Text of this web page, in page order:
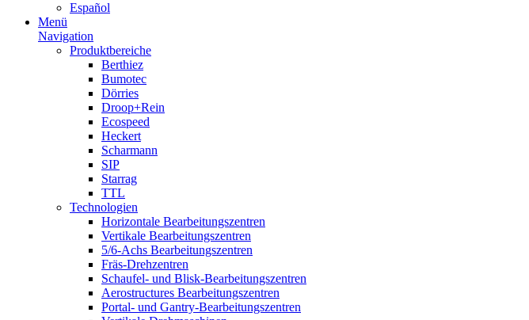
Español
Menü
Navigation
Produktbereiche
Berthiez
Bumotec
Dörries
Droop+Rein
Ecospeed
Heckert
Scharmann
SIP
Starrag
TTL
Technologien
Horizontale Bearbeitungszentren
Vertikale Bearbeitungszentren
5/6-Achs Bearbeitungszentren
Fräs-Drehzentren
Schaufel- und Blisk-Bearbeitungszentren
Aerostructures Bearbeitungszentren
Portal- und Gantry-Bearbeitungszentren